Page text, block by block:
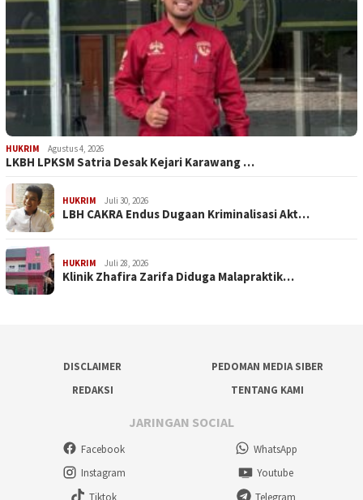
HUKRIM Agustus 4, 2026
LKBH LPKSM Satria Desak Kejari Karawang …
HUKRIM Juli 30, 2026
LBH CAKRA Endus Dugaan Kriminalisasi Akt…
HUKRIM Juli 28, 2026
Klinik Zhafira Zarifa Diduga Malapraktik…
DISCLAIMER
PEDOMAN MEDIA SIBER
REDAKSI
TENTANG KAMI
JARINGAN SOCIAL
Facebook
WhatsApp
Instagram
Youtube